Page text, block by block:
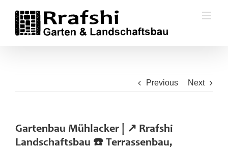
content
Previous Next
Gartenbau Mühlacker | ↗️ Rrafshi
Landschaftsbau ☎️ Terrassenbau,